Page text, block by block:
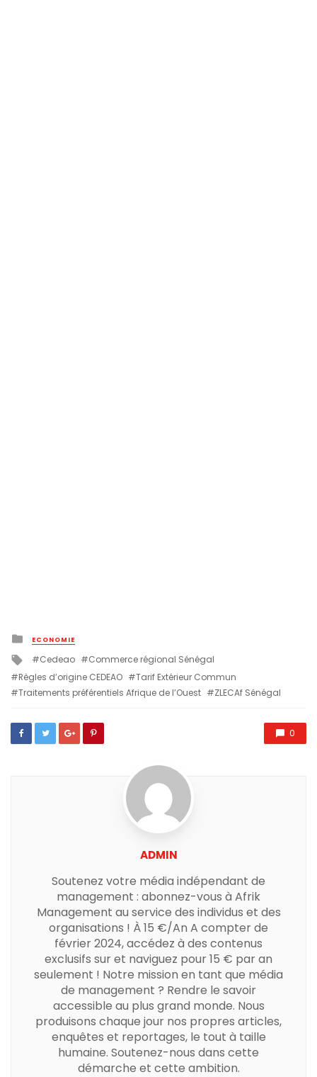
Posted
in
ECONOMIE
Tagged
with
Cedeao
Commerce régional Sénégal
Règles d’origine CEDEAO
Tarif Extérieur Commun
Traitements préférentiels Afrique de l’Ouest
ZLECAf Sénégal
0
ADMIN
Soutenez votre média indépendant de
management : abonnez-vous à Afrik
Management au service des individus et des
organisations ! À 15 €/An A compter de
février 2024, accédez à des contenus
exclusifs sur et naviguez pour 15 € par an
seulement ! Notre mission en tant que média
de management ? Rendre le savoir
accessible au plus grand monde. Nous
produisons chaque jour nos propres articles,
enquêtes et reportages, le tout à taille
humaine. Soutenez-nous dans cette
démarche et cette ambition.